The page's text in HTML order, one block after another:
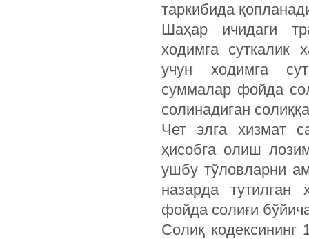
таркибида
Шаҳар ичидаги
ходимга суткалик
учун ходимга
суммалар фойда
солинадиган
Чет элга хизмат
ҳисобга олиш
ушбу тўловларни
назарда
фойда солиғи
Солиқ кодексининг